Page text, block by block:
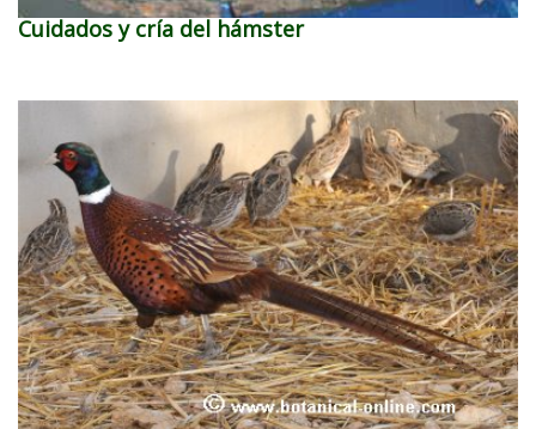
Cuidados y cría del hámster